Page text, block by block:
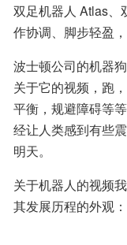
双足机器人 Atlas、
作协调、脚步轻盈
波士顿公司的机器
关于它的视频，跑
平衡，规避障碍等
经让人类感到有些
明天。
关于机器人的视频
其发展历程的外观：